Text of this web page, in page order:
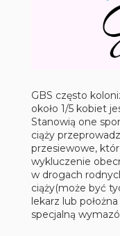
GBS często
około 1/5 kobiet
Stanowią one
ciąży
przesiewowe,
wykluczenie
w drogach
ciąży(może być
lekarz lub
specjalną